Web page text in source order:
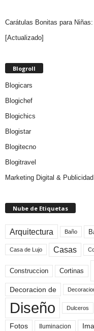
Carátulas Bonitas para
[Actualizado]
Blogroll
Blogicars
Blogichef
Blogichics
Blogistar
Blogitecno
Blogitravel
Marketing Digital &
Nube de Etiquetas
Arquitectura Baño
Casa de Lujo Casas
Construccion Cortinas
Decoracion de
Diseño Dulceros
Fotos Iluminacion